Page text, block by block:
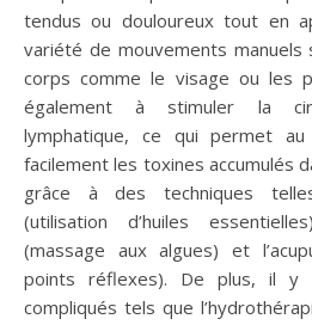
tendus ou douloureux tout en
variété de mouvements
corps comme le visage ou les
également à stimuler la
lymphatique, ce qui permet
facilement les toxines accumulés
grâce à des techniques
(utilisation d’huiles
(massage aux algues) et
points réflexes). De plus, il y
compliqués tels que